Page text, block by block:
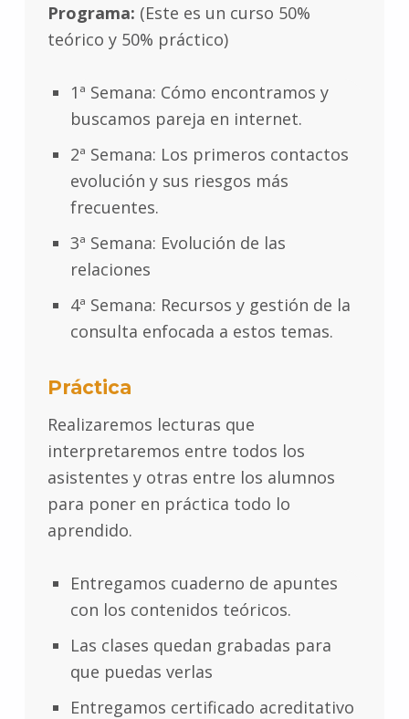
Programa: (Este es un curso 50%
teórico y 50% práctico)
1ª Semana: Cómo encontramos y
buscamos pareja en internet.
2ª Semana: Los primeros contactos
evolución y sus riesgos más
frecuentes.
3ª Semana: Evolución de las
relaciones
4ª Semana: Recursos y gestión de la
consulta enfocada a estos temas.
Práctica
Realizaremos lecturas que
interpretaremos entre todos los
asistentes y otras entre los alumnos
para poner en práctica todo lo
aprendido.
Entregamos cuaderno de apuntes
con los contenidos teóricos.
Las clases quedan grabadas para
que puedas verlas
Entregamos certificado acreditativo